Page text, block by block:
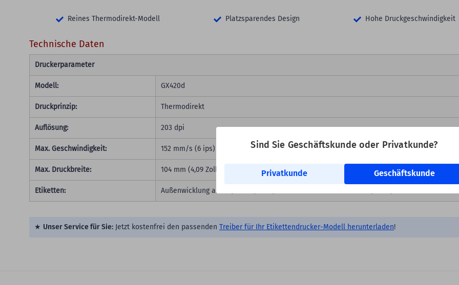
Sind Sie Geschäftskunde oder Privatkunde?
Privatkunde Geschäftskunde
Reines Thermodirekt-Modell Platzsparendes Design Hohe Druckgeschwindigkeit
Technische Daten
Druckerparameter
Modell: GX420d
Druckprinzip: Thermodirekt
Auflösung: 203 dpi
Max. Geschwindigkeit: 152 mm/s (6 ips)
Max. Druckbreite: 104 mm (4,09 Zoll)
Etiketten: Außenwicklung auf 25,4 mm (1 Zoll) Rollenkern mit max. 127 mm (5 Zoll)
★ Unser Service für Sie: Jetzt kostenfrei den passenden Treiber für Ihr Etikettendrucker-Modell herunterladen!